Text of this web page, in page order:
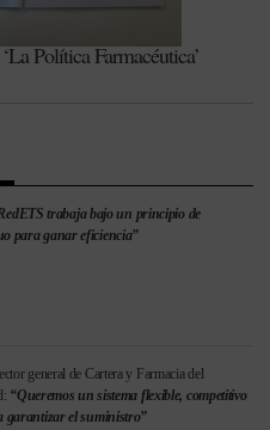
Política Farmacéutica’
trabaja bajo un principio de
para ganar eficiencia”
general de Cartera y Farmacia del
“Queremos un sistema flexible, competitivo
garantizar el suministro”